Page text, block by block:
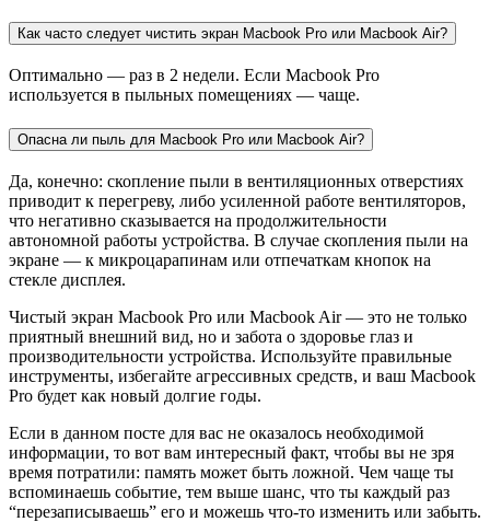
Как часто следует чистить экран Macbook Pro или Macbook Air?
Оптимально — раз в 2 недели. Если Macbook Pro
используется в пыльных помещениях — чаще.
Опасна ли пыль для Macbook Pro или Macbook Air?
Да, конечно: скопление пыли в вентиляционных отверстиях
приводит к перегреву, либо усиленной работе вентиляторов,
что негативно сказывается на продолжительности
автономной работы устройства. В случае скопления пыли на
экране — к микроцарапинам или отпечаткам кнопок на
стекле дисплея.
Чистый экран Macbook Pro или Macbook Air — это не только
приятный внешний вид, но и забота о здоровье глаз и
производительности устройства. Используйте правильные
инструменты, избегайте агрессивных средств, и ваш Macbook
Pro будет как новый долгие годы.
Если в данном посте для вас не оказалось необходимой
информации, то вот вам интересный факт, чтобы вы не зря
время потратили: память может быть ложной. Чем чаще ты
вспоминаешь событие, тем выше шанс, что ты каждый раз
“перезаписываешь” его и можешь что-то изменить или забыть.